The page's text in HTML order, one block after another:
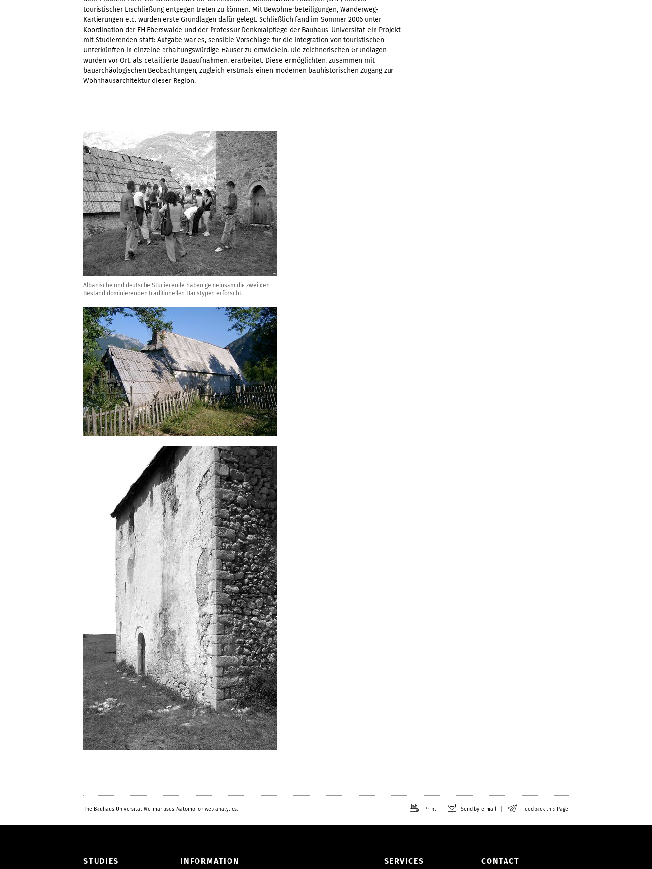
touristischer Erschließung entgegen treten zu können. Mit Bewohnerbeteiligungen, Wanderweg-
Kartierungen etc. wurden erste Grundlagen dafür gelegt. Schließlich fand im Sommer 2006 unter
Koordination der FH Eberswalde und der Professur Denkmalpflege der Bauhaus-Universität ein Projekt
mit Studierenden statt: Aufgabe war es, sensible Vorschläge für die Integration von touristischen
Unterkünften in einzelne erhaltungswürdige Häuser zu entwickeln. Die zeichnerischen Grundlagen
wurden vor Ort, als detaillierte Bauaufnahmen, erarbeitet. Diese ermöglichten, zusammen mit
bauarchäologischen Beobachtungen, zugleich erstmals einen modernen bauhistorischen Zugang zur
Wohnhausarchitektur dieser Region.
Albanische und deutsche Studierende haben gemeinsam die zwei den
Bestand dominierenden traditionellen Haustypen erforscht.
The Bauhaus-Universität Weimar uses Matomo for web analytics. Print Send by e-mail Feedback this Page
STUDIES INFORMATION SERVICES CONTACT